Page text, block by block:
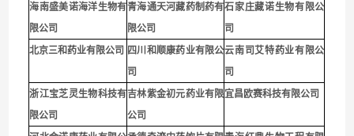
海南盛美诺海洋生物有
限公司
青海通天河藏药制药有
限公司
石家庄藏诺生物有限公
司
北京三和药业有限公司 四川和顺康药业有限公
司
云南司艾特药业有限公
司
浙江宝芝灵生物科技有
限公司
吉林紫金初元药业有限
公司
宜昌欧赛科技有限公司